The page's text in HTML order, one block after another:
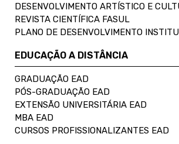
DESENVOLVIMENTO ARTÍSTICO E
REVISTA CIENTÍFICA FASUL
PLANO DE DESENVOLVIMENTO
EDUCAÇÃO A DISTÂNCIA
GRADUAÇÃO EAD
PÓS-GRADUAÇÃO EAD
EXTENSÃO UNIVERSITÁRIA EAD
MBA EAD
CURSOS PROFISSIONALIZANTES EAD